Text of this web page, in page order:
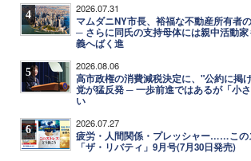
4 2026.07.31
マムダニNY市長、裕福な不動産所有者
─ さらに同氏の支持母体には親中活動
義へばく進
5 2026.08.06
高市政権の消費減税決定に、"公約に掲
党が猛反発 ─ 一歩前進ではあるが「小
い
6 2026.07.27
疲労・人間関係・プレッシャー……この
「ザ・リバティ」9月号(7月30日発売)